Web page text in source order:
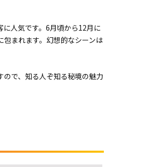
人気です。6月頃から12月に
まれます。幻想的なシーンは
ので、知る人ぞ知る秘境の魅力